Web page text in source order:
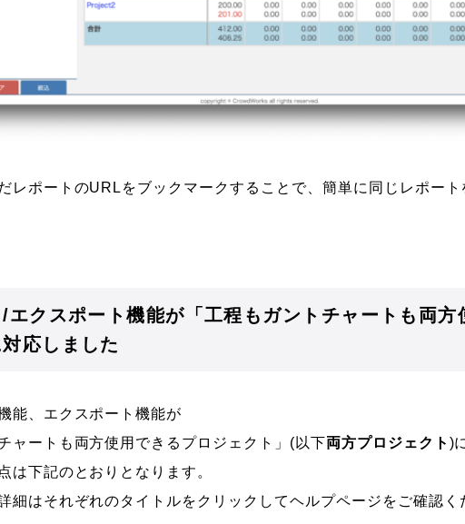
レポートのURLをブックマークすることで、簡単に同じレポー
エクスポート機能が「工程もガントチャートも両方
応しました
能、エクスポート機能が
ャートも両方使用できるプロジェクト」(以下 両方プロジェクト )
は下記のとおりとなります。
細はそれぞれのタイトルをクリックしてヘルプページをご確認く